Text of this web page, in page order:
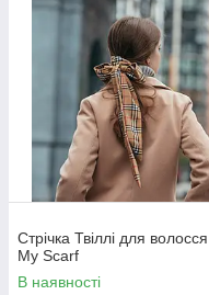
Стрічка Твіллі для волосся
My Scarf
В наявності